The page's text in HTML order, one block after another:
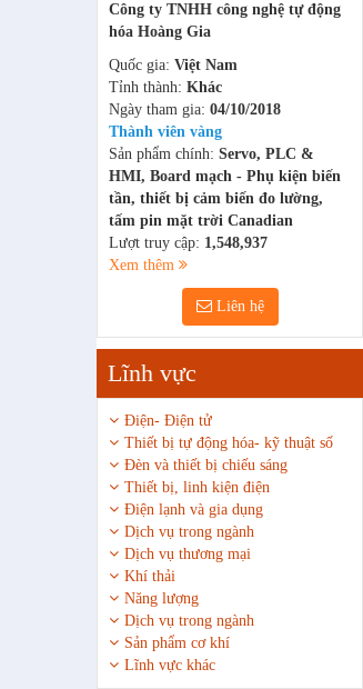
Công ty TNHH công nghệ tự động
hóa Hoàng Gia
Quốc gia: Việt Nam
Tỉnh thành: Khác
Ngày tham gia: 04/10/2018
Thành viên vàng
Sản phẩm chính: Servo, PLC &
HMI, Board mạch - Phụ kiện biến
tần, thiết bị cảm biến đo lường,
tấm pin mặt trời Canadian
Lượt truy cập: 1,548,937
Xem thêm
Liên hệ
Lĩnh vực
Điện- Điện tử
Thiết bị tự động hóa- kỹ thuật số
Đèn và thiết bị chiếu sáng
Thiết bị, linh kiện điện
Điện lạnh và gia dụng
Dịch vụ trong ngành
Dịch vụ thương mại
Khí thải
Năng lượng
Dịch vụ trong ngành
Sản phẩm cơ khí
Lĩnh vực khác